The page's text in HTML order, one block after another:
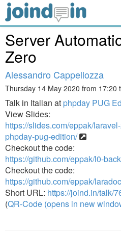
Server
Zero
Alessandro Cappellozza
Thursday 14 May 2020 from 17:20
Talk in Italian at phpday PUG
View Slides:
https://slides.com/eppak/
phpday-pug-edition/
Checkout the code:
https://github.com/eppak/l0-
Checkout the code:
https://github.com/eppak/
Short URL: https://joind.in/talk/
(QR-Code (opens in new